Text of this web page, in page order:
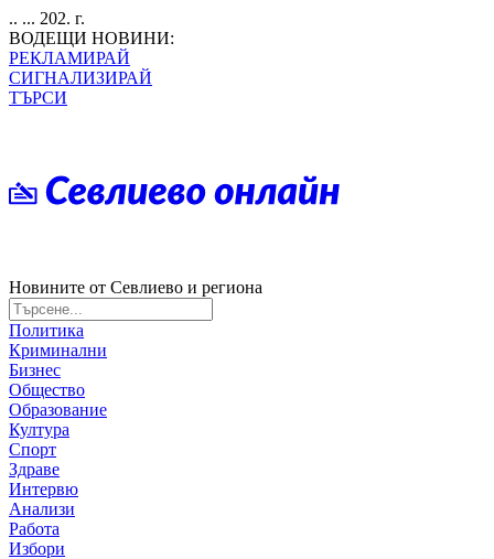
.. ... 202. г.
ВОДЕЩИ НОВИНИ:
РЕКЛАМИРАЙ
СИГНАЛИЗИРАЙ
ТЪРСИ
Новините от Севлиево и региона
Политика
Криминални
Бизнес
Общество
Образование
Култура
Спорт
Здраве
Интервю
Анализи
Работа
Избори